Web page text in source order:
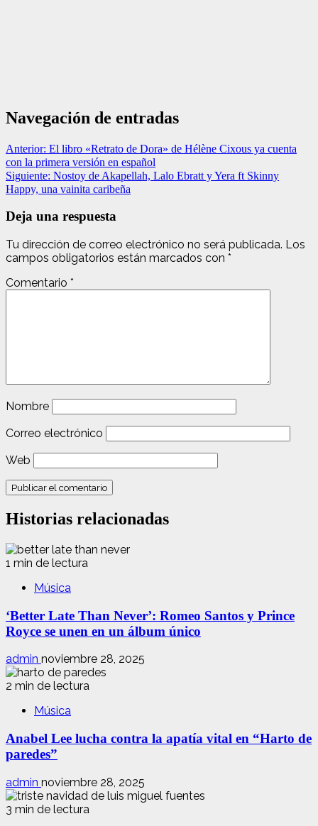
Navegación de entradas
Anterior: El libro «Retrato de Dora» de Hélène Cixous ya cuenta
con la primera versión en español
Siguiente: Nostoy de Akapellah, Lalo Ebratt y Yera ft Skinny
Happy, una vainita caribeña
Deja una respuesta
Tu dirección de correo electrónico no será publicada. Los
campos obligatorios están marcados con *
Comentario *
Nombre
Correo electrónico
Web
Historias relacionadas
1 min de lectura
Música
‘Better Late Than Never’: Romeo Santos y Prince
Royce se unen en un álbum único
admin noviembre 28, 2025
2 min de lectura
Música
Anabel Lee lucha contra la apatía vital en “Harto de
paredes”
admin noviembre 28, 2025
3 min de lectura